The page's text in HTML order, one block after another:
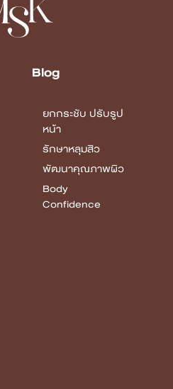
Blog
ยกกระชับ ปรับรูป
หน้า
รักษาหลุมสิว
พัฒนาคุณภาพผิว
Body
Confidence